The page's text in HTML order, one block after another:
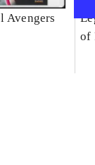
Avengers
of